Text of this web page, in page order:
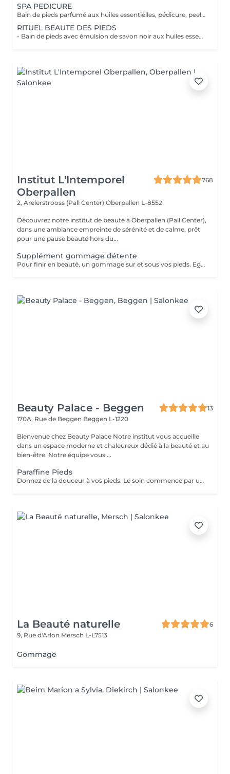
SPA PEDICURE
Bain de pieds parfumé aux huiles essentielles, pédicure, peeling au sel senteur orientale, masque chaussettes, massage au beurre de karité
RITUEL BEAUTE DES PIEDS
- Bain de pieds avec émulsion de savon noir aux huiles essentielles méthode traditionnel marocaine - Gommage au sel senteur orientale - Collagène masque/chaussettes - Massage des pieds relaxant et défatigant activant ainsi la circulation sanguine et libérant toute les tensions au beurre de karité
Institut L'Intemporel
Oberpallen
768
2, Arelerstrooss (Pall Center) Oberpallen L-8552
Découvrez notre institut de beauté à Oberpallen (Pall Center),
dans une ambiance empreinte de sérénité et de calme, prêt
pour une pause beauté hors du...
Supplément gommage détente
Pour finir en beauté, un gommage sur et sous vos pieds. Egalement entre les orteils. Pour une meilleure pénétration de la crème pieds. Uniquement avec un service de beauté des pieds / pédicurie effectué à l institut le même jour .
Beauty Palace - Beggen
13
170A, Rue de Beggen Beggen L-1220
Bienvenue chez Beauty Palace Notre institut vous accueille
dans un espace moderne et chaleureux dédié à la beauté et au
bien-être. Notre équipe vous ...
Paraffine Pieds
Donnez de la douceur à vos pieds. Le soin commence par un gommage de la demi-jambe et des pieds, puis avec un grand pinceau la spécialiste de beauté applique la paraffine chaude sur chaque pieds, ce masque va poser environ 15 min, puis vient le moment de la détente: le modelage des pieds, relaxation suprême. Résultat des pieds doux comme une peau de bébé.
La Beauté naturelle
6
9, Rue d'Arlon Mersch L-L7513
Gommage